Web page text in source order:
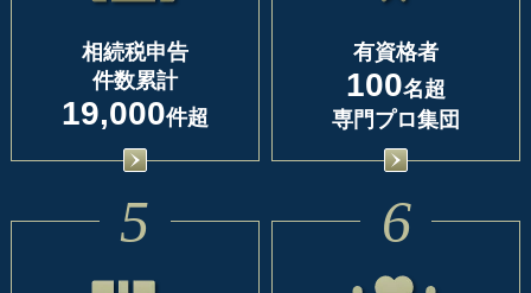
相続税申告
件数累計
19,000件超
有資格者
100名超
専門プロ集団
5 6